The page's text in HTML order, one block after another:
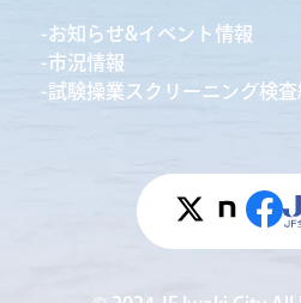
お知らせ&イベント情報
市況情報
試験操業スクリーニング検査